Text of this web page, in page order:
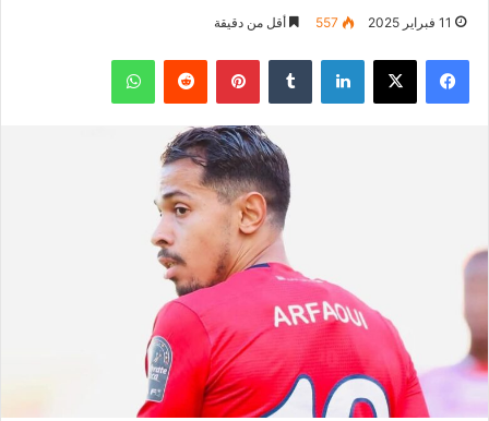
11 فبراير 2025 557 أقل من دقيقة
فيسبوك ‫X لينكدإن بينتيريست واتساب